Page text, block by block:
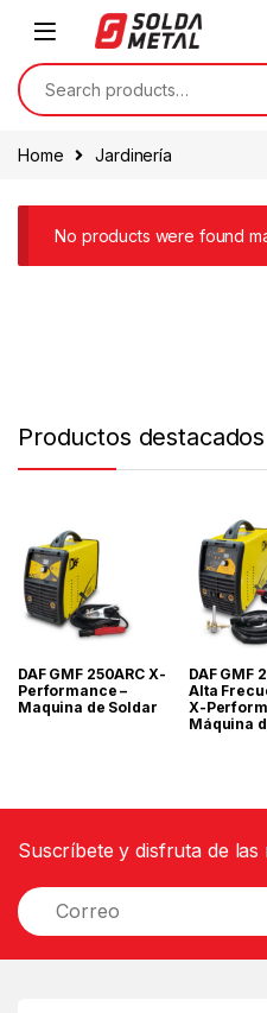
Home Jardinería
No products were found
Productos destacados
DAF GMF 250ARC X-
Performance –
Maquina de Soldar
DAF GMF
Alta
X-
Máquina
Suscríbete y disfruta de las
E
m